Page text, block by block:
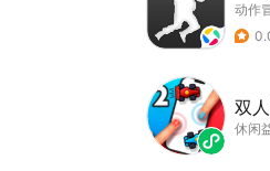
动作
双
休闲